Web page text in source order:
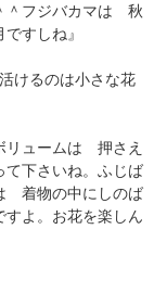
＾フジバカマは 秋
すしね』
けるのは小さな花
リュームは 押さえ
下さいね。ふじば
着物の中にしのば
よ。お花を楽しん